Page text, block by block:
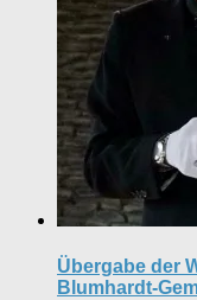
Übergabe der
Blumhardt-